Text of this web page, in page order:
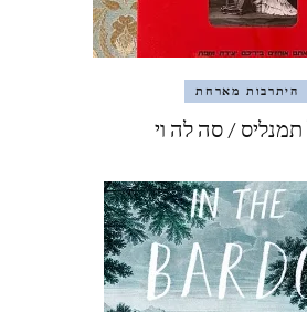
היתרבות מארחת
תמנליס / סה לה וי